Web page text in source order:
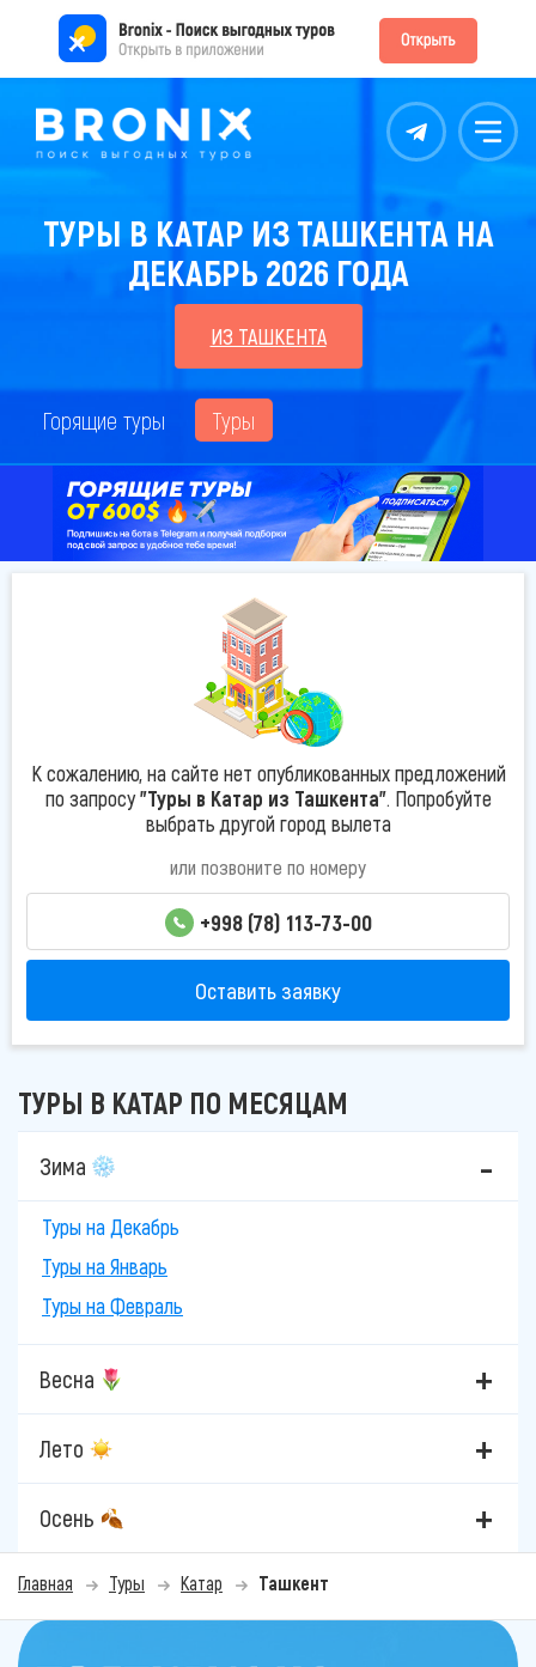
Контакты Меню
ТУРЫ В КАТАР ИЗ ТАШКЕНТА НА
ДЕКАБРЬ 2026 ГОДА
ИЗ ТАШКЕНТА
Горящие туры Туры
К сожалению, на сайте нет опубликованных предложений
по запросу"Туры в Катар из Ташкента". Попробуйте
выбрать другой город вылета
или позвоните по номеру
+998 (78) 113-73-00
Оставить заявку
ТУРЫ В КАТАР ПО МЕСЯЦАМ
Зима
Туры на Декабрь
Туры на Январь
Туры на Февраль
Весна
Лето
Осень
Главная Туры Катар Ташкент